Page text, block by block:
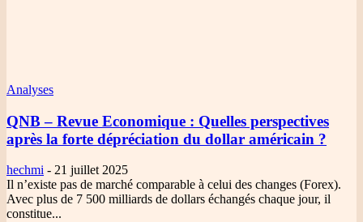
Analyses
QNB – Revue Economique : Quelles perspectives
après la forte dépréciation du dollar américain ?
hechmi - 21 juillet 2025
Il n’existe pas de marché comparable à celui des changes (Forex).
Avec plus de 7 500 milliards de dollars échangés chaque jour, il
constitue...